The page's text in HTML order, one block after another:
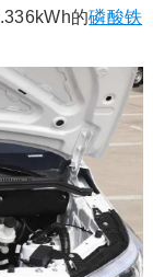
的磷酸铁